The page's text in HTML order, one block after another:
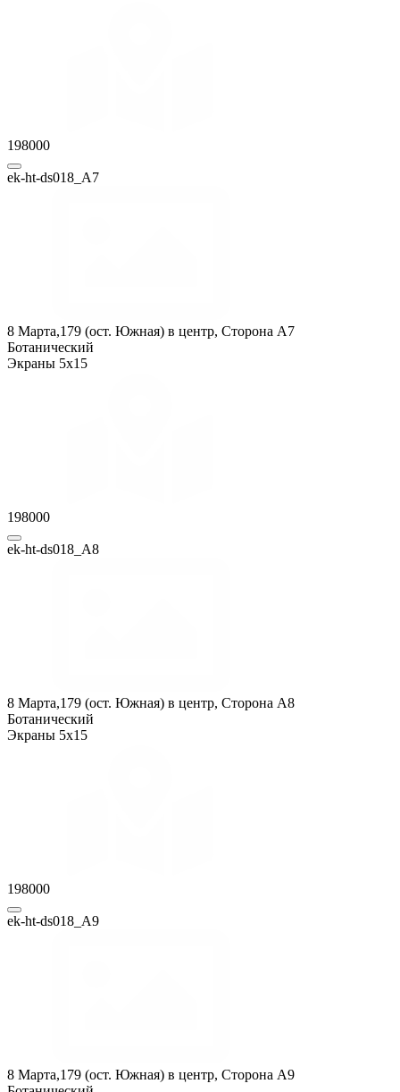
198000
ek-ht-ds018_А7
8 Марта,179 (ост. Южная) в центр, Сторона A7
Ботанический
Экраны 5x15
198000
ek-ht-ds018_А8
8 Марта,179 (ост. Южная) в центр, Сторона A8
Ботанический
Экраны 5x15
198000
ek-ht-ds018_А9
8 Марта,179 (ост. Южная) в центр, Сторона A9